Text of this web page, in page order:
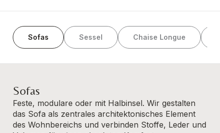
Sofas Sessel Chaise Longue
Sofas
Feste, modulare oder mit Halbinsel. Wir gestalten
das Sofa als zentrales architektonisches Element
des Wohnbereichs und verbinden Stoffe, Leder und